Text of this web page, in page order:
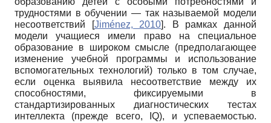
трудностями в обучении — так называемой модели
несоответствий
[Jiménez, 2010]. В рамках данной
модели учащиеся имели право на специальное
образование в широком смысле (предполагающее
изменение учебной программы и использование
вспомогательных технологий) только в том случае,
если оценка выявила несоответствие между их
способностями, фиксируемыми в
стандартизированных диагностических тестах
интеллекта (прежде всего, IQ), и успеваемостью.